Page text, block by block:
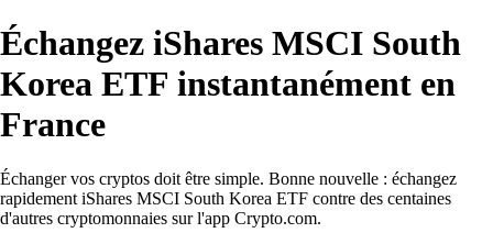
Échangez iShares MSCI South
Korea ETF instantanément en
France
Échanger vos cryptos doit être simple. Bonne nouvelle : échangez
rapidement iShares MSCI South Korea ETF contre des centaines
d'autres cryptomonnaies sur l'app Crypto.com.